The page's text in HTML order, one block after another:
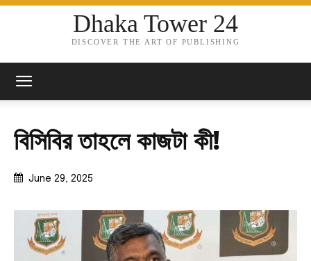
Dhaka Tower 24
DISCOVER THE ART OF PUBLISHING
বিসিবির তাহলে কাজটা কী!
June 29, 2025